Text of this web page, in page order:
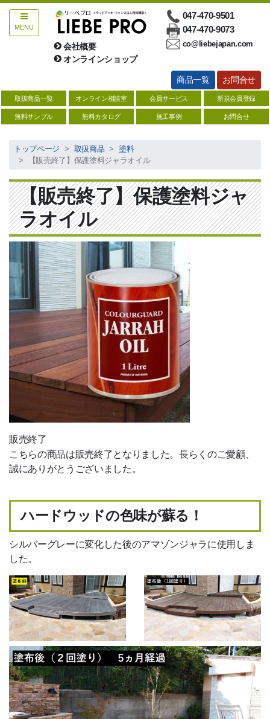
MENU
会社概要
オンラインショップ
047-470-9501
047-470-9073
co@liebejapan.com
商品一覧 お問合せ
取扱商品一覧 オンライン相談室 会員サービス 新規会員登録
無料サンプル 無料カタログ 施工事例 お問合せ
トップページ 取扱商品
塗料
【販売終了】保護塗料ジャラオイル
【販売終了】保護塗料ジャ
ラオイル
販売終了
こちらの商品は販売終了となりました。長らくのご愛顧、
誠にありがとうございました。
ハードウッドの色味が蘇る！
シルバーグレーに変化した後のアマゾンジャラに使用しま
した。
お問合せ
ハードウッド【サイズ一覧表】
防腐注入材【サイズ一覧】
ソフトウッド【サイズ一覧】
デッキ関連商品
縁台・デッキキット
塗料・防腐剤・メンテナンス用品
人工芝
防草・除草・防根シート
総合フェンス
杉 桧 丸太杭・測量木杭
アルミ支柱（定尺・即納）
枕木（コンクリート・堅木・防
腐）
石材
ガーデンファニチャー
物置
レッドシダー製 外壁・内装材
エクステリア資材
ポリカーボネート
バークチップ
マリンランプ
遮音材 「わんぱく応援マット」
ハンター シーリングファン
制震 補強金具「BOSHIN」